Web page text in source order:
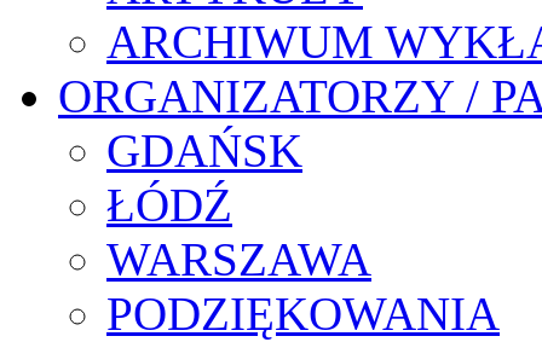
ARCHIWUM
ORGANIZATORZY /
GDAŃSK
ŁÓDŹ
WARSZAWA
PODZIĘKOWANIA